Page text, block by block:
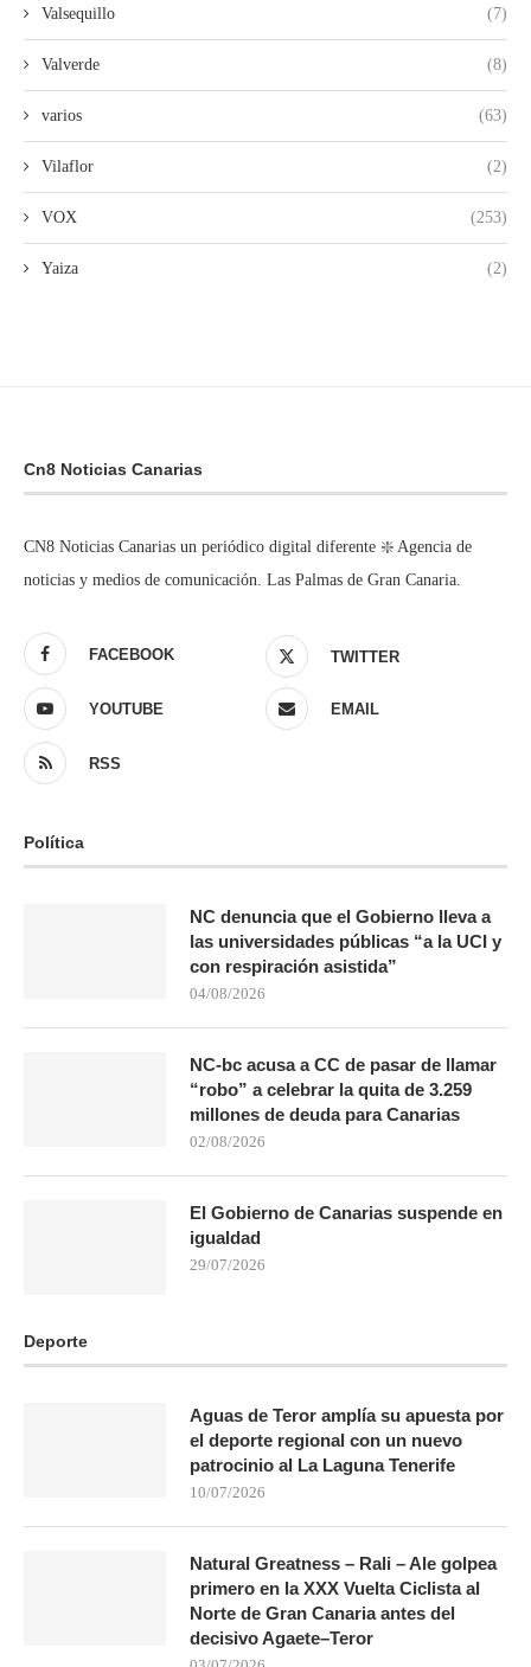
Valsequillo (7)
Valverde (8)
varios (63)
Vilaflor (2)
VOX (253)
Yaiza (2)
Cn8 Noticias Canarias
CN8 Noticias Canarias un periódico digital diferente ❇️ Agencia de
noticias y medios de comunicación. Las Palmas de Gran Canaria.
FACEBOOK TWITTER
YOUTUBE EMAIL
RSS
Política
NC denuncia que el Gobierno lleva a
las universidades públicas “a la UCI y
con respiración asistida”
04/08/2026
NC-bc acusa a CC de pasar de llamar
“robo” a celebrar la quita de 3.259
millones de deuda para Canarias
02/08/2026
El Gobierno de Canarias suspende en
igualdad
29/07/2026
Deporte
Aguas de Teror amplía su apuesta por
el deporte regional con un nuevo
patrocinio al La Laguna Tenerife
10/07/2026
Natural Greatness – Rali – Ale golpea
primero en la XXX Vuelta Ciclista al
Norte de Gran Canaria antes del
decisivo Agaete–Teror